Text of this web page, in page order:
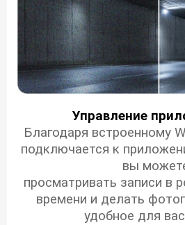
Управление
Благодаря встроенному
подключается к
вы
просматривать записи в
времени и делать
удобное для